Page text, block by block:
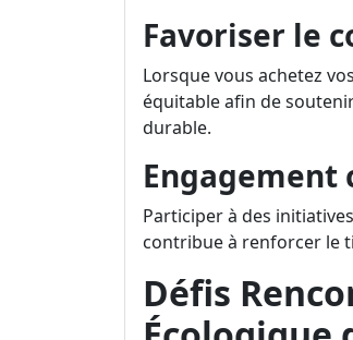
Favoriser le
Lorsque vous achetez
équitable afin de
durable.
Participer à des
contribue à renforcer le
Défis